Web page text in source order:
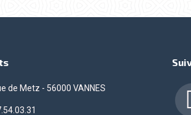
de Metz - 56000 VANNES